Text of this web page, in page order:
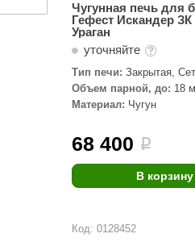
Чугунная печь для
Гефест Искандер ЗК
Ураган
уточняйте
Тип печи: Закрытая,
паровой пушкой
Объем парной, до: 18
Материал: Чугун
68 400 i
В корзину
Код: 0128452